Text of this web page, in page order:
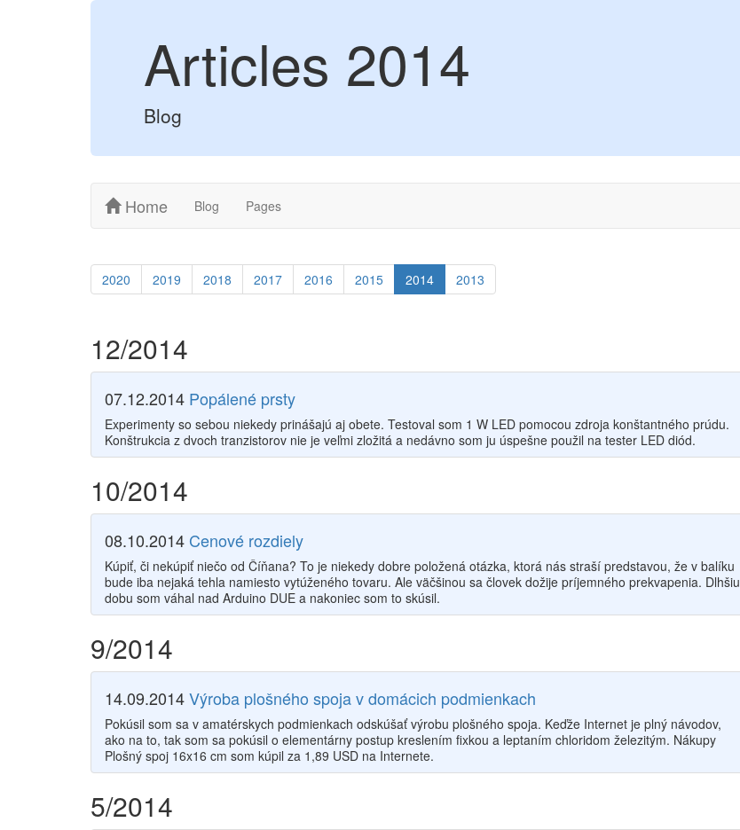
Articles 2014
Blog
Home Blog Pages
2020 2019 2018 2017 2016 2015 2014 2013
12/2014
07.12.2014 Popálené prsty
Experimenty so sebou niekedy prinášajú aj obete. Testoval som 1 W LED pomocou zdroja konštantného prúdu.
Konštrukcia z dvoch tranzistorov nie je veľmi zložitá a nedávno som ju úspešne použil na tester LED diód.
10/2014
08.10.2014 Cenové rozdiely
Kúpiť, či nekúpiť niečo od Číňana? To je niekedy dobre položená otázka, ktorá nás straší predstavou, že v balíku
bude iba nejaká tehla namiesto vytúženého tovaru. Ale väčšinou sa človek dožije príjemného prekvapenia. Dlhšiu
dobu som váhal nad Arduino DUE a nakoniec som to skúsil.
9/2014
14.09.2014Výroba plošného spoja v domácich podmienkach
Pokúsil som sa v amatérskych podmienkach odskúšať výrobu plošného spoja. Keďže Internet je plný návodov,
ako na to, tak som sa pokúsil o elementárny postup kreslením fixkou a leptaním chloridom železitým. Nákupy
Plošný spoj 16x16 cm som kúpil za 1,89 USD na Internete.
5/2014